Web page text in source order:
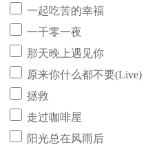
一起吃苦的幸福
一千零一夜
那天晚上遇见你
原来你什么都不要(Live)
拯救
走过咖啡屋
阳光总在风雨后